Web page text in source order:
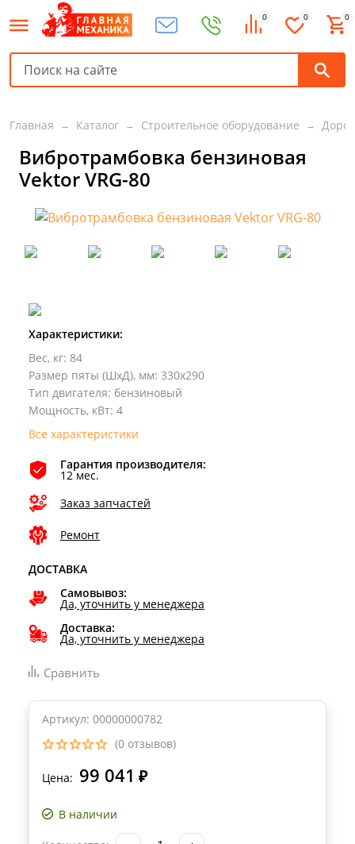
0 0 0
Главная Каталог Строительное оборудование
Вибротрамбовка бензиновая
Vektor VRG-80
Характеристики:
Вес, кг: 84
Размер пяты (ШхД), мм: 330х290
Тип двигателя: бензиновый
Мощность, кВт: 4
Все характеристики
Гарантия производителя:
12 мес.
Заказ запчастей
Ремонт
ДОСТАВКА
Самовывоз:
Да, уточнить у менеджера
Доставка:
Да, уточнить у менеджера
Сравнить
Артикул: 00000000782
(0 отзывов)
Цена: 99 041 ₽
В наличии